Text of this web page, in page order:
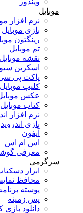
ویندوز
موبایل
نرم افزار
بازی موبایل
رینگتون
تم موبایل
نقشه موبایل
اسکرین
پاکت پی
کلیپ موبایل
عکس
کتاب موبایل
نرم افزار
بازی اندروید
آیفون
اس ام اس
معرفی
سرگرمی
ابزار
محافظ
پوسته
پس زمینه
دانلود بازی